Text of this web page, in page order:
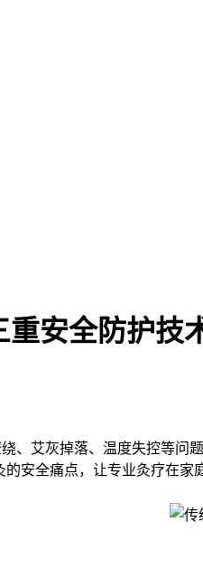
安全防护技
、艾灰掉落、温度失控等
安全痛点，让专业灸疗在家